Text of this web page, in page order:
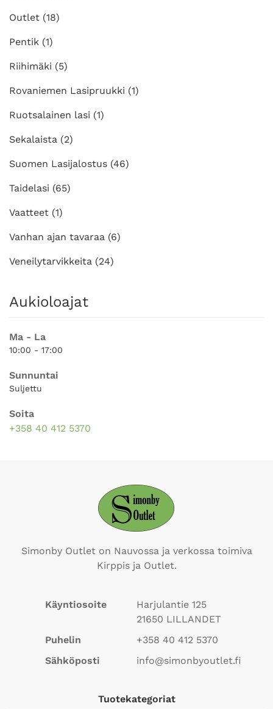
Outlet (18)
Pentik (1)
Riihimäki (5)
Rovaniemen Lasipruukki (1)
Ruotsalainen lasi (1)
Sekalaista (2)
Suomen Lasijalostus (46)
Taidelasi (65)
Vaatteet (1)
Vanhan ajan tavaraa (6)
Veneilytarvikkeita (24)
Aukioloajat
Ma - La
10:00 - 17:00
Sunnuntai
Suljettu
Soita
+358 40 412 5370
Simonby Outlet on Nauvossa ja verkossa toimiva
Kirppis ja Outlet.
Käyntiosoite
Harjulantie 125
21650 LILLANDET
Puhelin
+358 40 412 5370
Sähköposti
info@simonbyoutlet.fi
Tuotekategoriat